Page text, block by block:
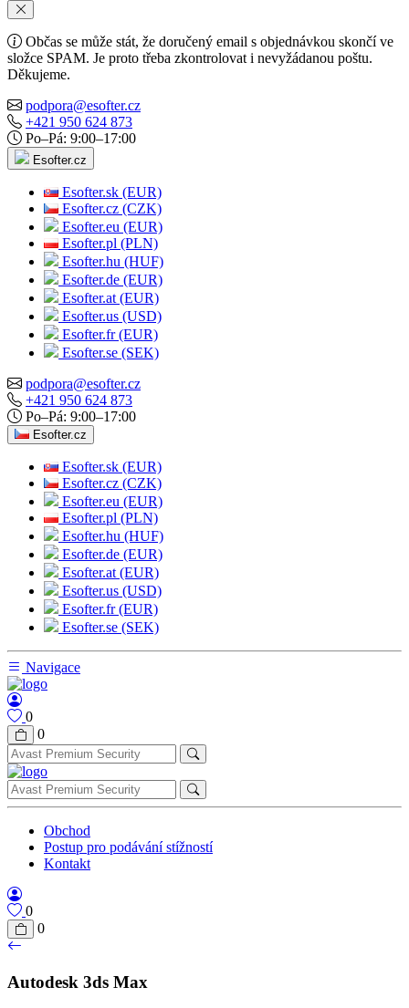
Občas se může stát, že doručený email s objednávkou skončí ve
složce SPAM. Je proto třeba zkontrolovat i nevyžádanou poštu.
Děkujeme.
podpora@esofter.cz
+421 950 624 873
Po–Pá: 9:00–17:00
Esofter.cz
Esofter.sk (EUR)
Esofter.cz (CZK)
Esofter.eu (EUR)
Esofter.pl (PLN)
Esofter.hu (HUF)
Esofter.de (EUR)
Esofter.at (EUR)
Esofter.us (USD)
Esofter.fr (EUR)
Esofter.se (SEK)
podpora@esofter.cz
+421 950 624 873
Po–Pá: 9:00–17:00
Esofter.cz
Esofter.sk (EUR)
Esofter.cz (CZK)
Esofter.eu (EUR)
Esofter.pl (PLN)
Esofter.hu (HUF)
Esofter.de (EUR)
Esofter.at (EUR)
Esofter.us (USD)
Esofter.fr (EUR)
Esofter.se (SEK)
Navigace
0
0
Obchod
Postup pro podávání stížností
Kontakt
0
0
Autodesk 3ds Max